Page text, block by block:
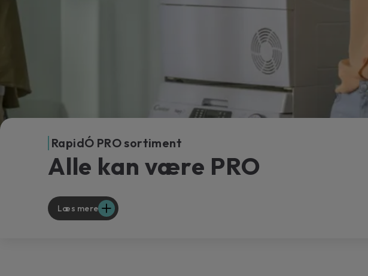
RapidÓ PRO sortiment
Alle kan være PRO
Læs mere